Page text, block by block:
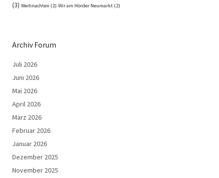
(3) Weihnachten (2) Wir am Hörder Neumarkt (2)
Archiv Forum
Juli 2026
Juni 2026
Mai 2026
April 2026
März 2026
Februar 2026
Januar 2026
Dezember 2025
November 2025